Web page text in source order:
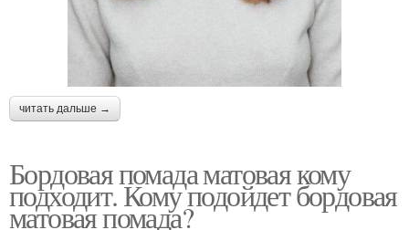
читать дальше →
Бордовая помада матовая кому
подходит. Кому подойдет бордовая
матовая помада?